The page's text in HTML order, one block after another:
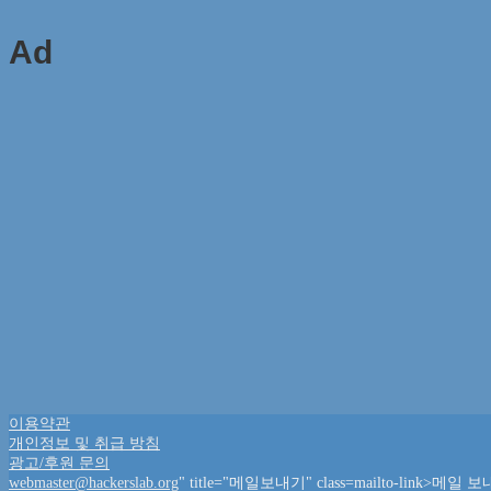
Ad
이용약관
개인정보 및 취급 방침
광고/후원 문의
webmaster@hackerslab.org" title="메일보내기" class=mailto-link>메일 보